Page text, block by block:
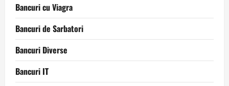
Bancuri cu Viagra
Bancuri de Sarbatori
Bancuri Diverse
Bancuri IT